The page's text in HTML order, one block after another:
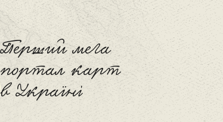
Freemap
Перший мега
портал карт
в Україні